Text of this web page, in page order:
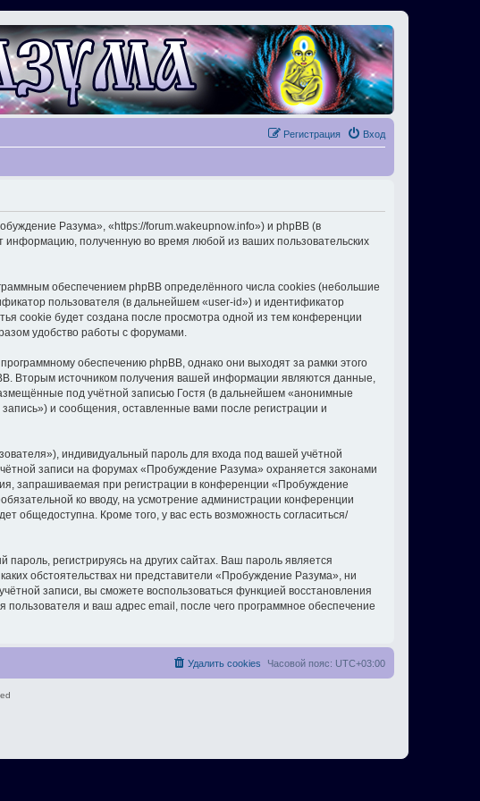
Вход
Регистрация
Разума», «https://forum.wakeupnow.info») и phpBB (в
полученную во время любой из ваших пользовательских
обеспечением phpBB определённого числа cookies (небольшие
пользователя (в дальнейшем «user-id») и идентификатор
cookie будет создана после просмотра одной из тем конференции
удобство работы с форумами.
обеспечению phpBB, однако они выходят за рамки этого
Вторым источником получения вашей информации являются данные,
под учётной записью Гостя (в дальнейшем «анонимные
и сообщения, оставленные вами после регистрации и
индивидуальный пароль для входа под вашей учётной
записи на форумах «Пробуждение Разума» охраняется законами
запрашиваемая при регистрации в конференции «Пробуждение
ко вводу, на усмотрение администрации конференции
общедоступна. Кроме того, у вас есть возможность согласиться/
регистрируясь на других сайтах. Ваш пароль является
обстоятельствах ни представители «Пробуждение Разума», ни
записи, вы сможете воспользоваться функцией восстановления
и ваш адрес email, после чего программное обеспечение
Часовой пояс: UTC+03:00
Удалить cookies